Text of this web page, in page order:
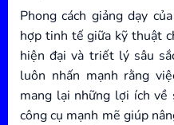
Phong cách giảng dạy
hợp tinh tế giữa kỹ thuật
hiện đại và triết lý sâu
luôn nhấn mạnh rằng
mang lại những lợi ích
công cụ mạnh mẽ giúp